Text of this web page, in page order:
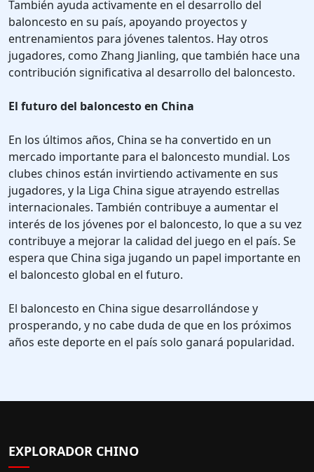
También ayuda activamente en el desarrollo del
baloncesto en su país, apoyando proyectos y
entrenamientos para jóvenes talentos. Hay otros
jugadores, como Zhang Jianling, que también hace una
contribución significativa al desarrollo del baloncesto.
El futuro del baloncesto en China
En los últimos años, China se ha convertido en un
mercado importante para el baloncesto mundial. Los
clubes chinos están invirtiendo activamente en sus
jugadores, y la Liga China sigue atrayendo estrellas
internacionales. También contribuye a aumentar el
interés de los jóvenes por el baloncesto, lo que a su vez
contribuye a mejorar la calidad del juego en el país. Se
espera que China siga jugando un papel importante en
el baloncesto global en el futuro.
El baloncesto en China sigue desarrollándose y
prosperando, y no cabe duda de que en los próximos
años este deporte en el país solo ganará popularidad.
EXPLORADOR CHINO